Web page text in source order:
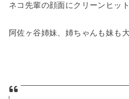
ネコ先輩の顔面にクリーンヒッ
阿佐ヶ谷姉妹、姉ちゃんも妹も